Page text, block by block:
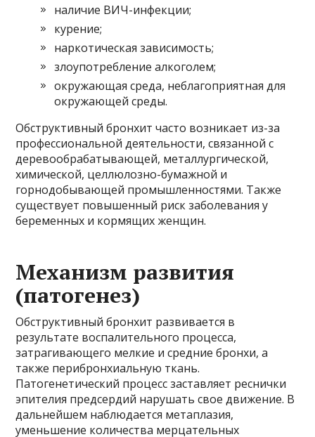
наличие ВИЧ-инфекции;
курение;
наркотическая зависимость;
злоупотребление алкоголем;
окружающая среда, неблагоприятная для
окружающей среды.
Обструктивный бронхит часто возникает из-за
профессиональной деятельности, связанной с
деревообрабатывающей, металлургической,
химической, целлюлозно-бумажной и
горнодобывающей промышленностями. Также
существует повышенный риск заболевания у
беременных и кормящих женщин.
Механизм развития
(патогенез)
Обструктивный бронхит развивается в
результате воспалительного процесса,
затрагивающего мелкие и средние бронхи, а
также перибронхиальную ткань.
Патогенетический процесс заставляет реснички
эпителия предсердий нарушать свое движение. В
дальнейшем наблюдается метаплазия,
уменьшение количества мерцательных